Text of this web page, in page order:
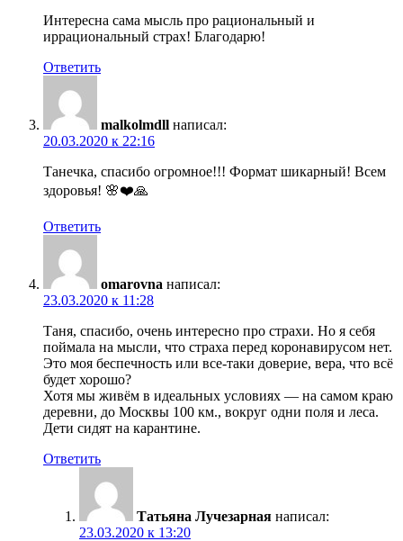
Интересна сама мысль про рациональный и
иррациональный страх! Благодарю!
Ответить
malkolmdll написал:
20.03.2020 к 22:16
Танечка, спасибо огромное!!! Формат шикарный! Всем
здоровья! 🌸❤️🙏
Ответить
omarovna написал:
23.03.2020 к 11:28
Таня, спасибо, очень интересно про страхи. Но я себя
поймала на мысли, что страха перед коронавирусом нет.
Это моя беспечность или все-таки доверие, вера, что всё
будет хорошо?
Хотя мы живём в идеальных условиях — на самом краю
деревни, до Москвы 100 км., вокруг одни поля и леса.
Дети сидят на карантине.
Ответить
Татьяна Лучезарная написал:
23.03.2020 к 13:20